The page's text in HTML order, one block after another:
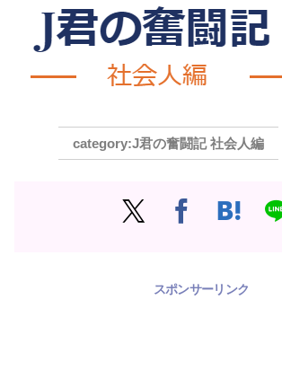
J君の奮闘記 社会人編
スポンサーリンク